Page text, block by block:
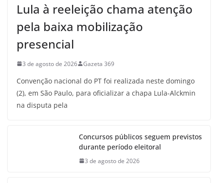
Lula à reeleição chama atenção
pela baixa mobilização
presencial
3 de agosto de 2026 Gazeta 369
Convenção nacional do PT foi realizada neste domingo
(2), em São Paulo, para oficializar a chapa Lula-Alckmin
na disputa pela
Concursos públicos seguem previstos
durante período eleitoral
3 de agosto de 2026